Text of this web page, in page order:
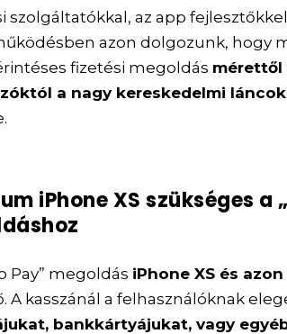
szolgáltatókkal, az app
azon dolgozunk, hogy
fizetési megoldás mérettől
a nagy kereskedelmi
iPhone XS szükséges a
Pay” megoldás iPhone XS és
A kasszánál a felhasználóknak
bankkártyájukat, vagy